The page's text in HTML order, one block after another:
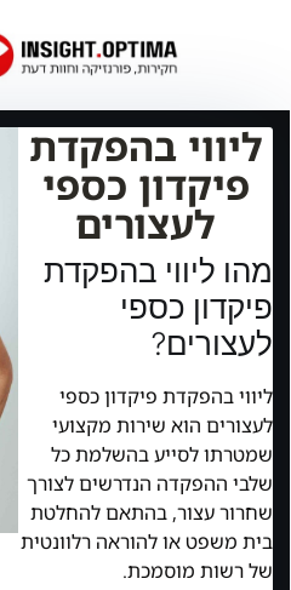
ליווי בהפקדת
פיקדון כספי
לעצורים
מהו ליווי בהפקדת
פיקדון כספי
לעצורים?
ליווי בהפקדת פיקדון כספי
לעצורים הוא שירות מקצועי
שמטרתו לסייע בהשלמת כל
שלבי ההפקדה הנדרשים לצורך
שחרור עצור, בהתאם להחלטת
בית משפט או להוראה רלוונטית
של רשות מוסמכת.